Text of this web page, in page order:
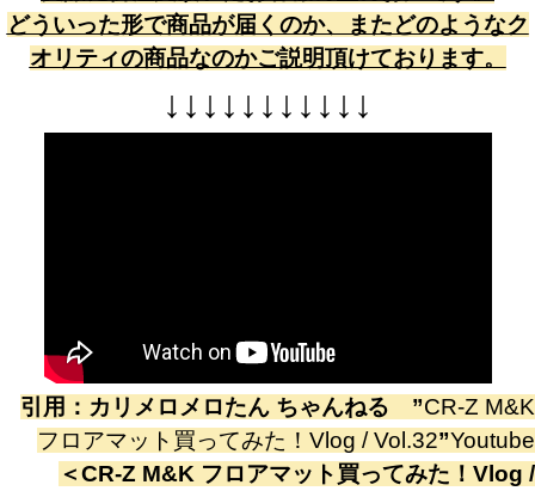
どういった形で商品が届くのか、またどのようなク
オリティの商品なのかご説明頂けております。
↓ ↓ ↓ ↓ ↓ ↓ ↓ ↓ ↓ ↓ ↓
引用： カリメロメロたん ちゃんねる ”CR-Z M&K
フロアマット買ってみた！Vlog / Vol.32”Youtube
＜CR-Z M&K フロアマット買ってみた！Vlog /